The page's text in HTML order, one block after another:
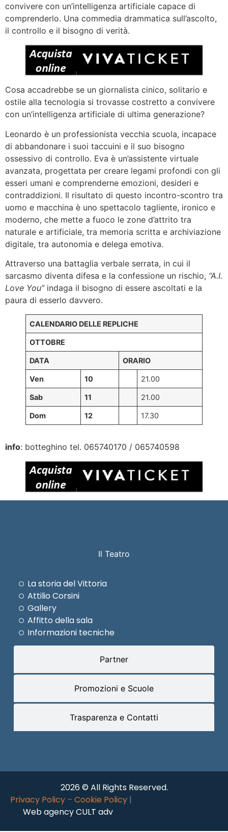
convivere con un’intelligenza artificiale capace di
comprenderlo. Una commedia drammatica sull’ascolto,
il controllo e il bisogno di verità.
Cosa accadrebbe se un giornalista cinico, solitario e
ostile alla tecnologia si trovasse costretto a convivere
con un’intelligenza artificiale di ultima generazione?
Leonardo è un professionista vecchia scuola, incapace
di abbandonare i suoi taccuini e il suo bisogno
ossessivo di controllo. Eva è un’assistente virtuale
avanzata, progettata per creare legami profondi con gli
esseri umani e comprenderne emozioni, desideri e
contraddizioni. Il risultato di questo incontro-scontro tra
uomo e macchina è uno spettacolo tagliente, ironico e
moderno, che mette a fuoco le zone d’attrito tra
naturale e artificiale, tra memoria scritta e archiviazione
digitale, tra autonomia e delega emotiva.
Attraverso una battaglia verbale serrata, in cui il
sarcasmo diventa difesa e la confessione un rischio, “A.I.
Love You”indaga il bisogno di essere ascoltati e la
paura di esserlo davvero.
CALENDARIO DELLE REPLICHE
OTTOBRE
DATA ORARIO
Ven 10 21.00
Sab 11 21.00
Dom 12 17.30
info: botteghino tel. 065740170 / 065740598
Il Teatro
Partner
Promozioni e Scuole
Trasparenza e Contatti
La storia del Vittoria
Attilio Corsini
Gallery
Affitto della sala
Informazioni tecniche
2026 © All Rights Reserved.
Privacy Policy – Cookie Policy |
Web agency CULT adv